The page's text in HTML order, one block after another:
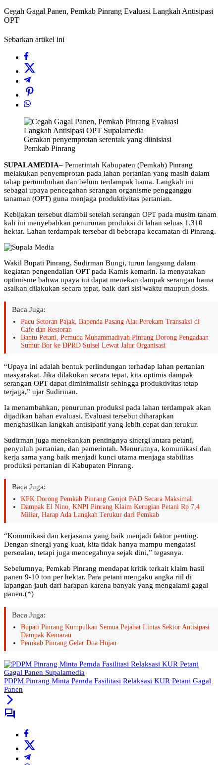
Cegah Gagal Panen, Pemkab Pinrang Evaluasi Langkah Antisipasi
OPT
Sebarkan artikel ini
Gerakan penyemprotan serentak yang diinisiasi
Pemkab Pinrang
SUPALAMEDIA– Pemerintah Kabupaten (Pemkab) Pinrang
melakukan penyemprotan pada lahan pertanian yang masih dalam
tahap pertumbuhan dan belum terdampak hama. Langkah ini
sebagai upaya pencegahan serangan organisme pengganggu
tanaman (OPT) guna menjaga produktivitas pertanian.
Kebijakan tersebut diambil setelah serangan OPT pada musim tanam
kali ini menyebabkan penurunan produksi di lahan seluas 1.310
hektar. Lahan terdampak tersebar di beberapa kecamatan di Pinrang.
Wakil Bupati Pinrang, Sudirman Bungi, turun langsung dalam
kegiatan pengendalian OPT pada Kamis kemarin. Ia menyatakan
optimisme bahwa upaya ini dapat menekan dampak serangan hama
asalkan dilakukan secara tepat, baik dari sisi waktu maupun dosis.
Baca Juga:
Pacu Setoran Pajak, Bapenda Pasang Alat Perekam Transaksi di
Cafe dan Restoran
Bantu Petani, Pemuda Muhammadiyah Pinrang Dorong Pengadaan
Sumur Bor ke DPRD Sulsel Lewat Jalur Organisasi
“Upaya ini adalah bentuk perlindungan terhadap lahan pertanian
masyarakat. Jika dilakukan secara tepat, kita optimis dampak
serangan OPT dapat diminimalisir sehingga produktivitas tetap
terjaga,” ujar Sudirman.
Ia menambahkan, penurunan produksi pada lahan terdampak akan
dijadikan bahan evaluasi. Evaluasi tersebut diharapkan
menghasilkan langkah antisipatif yang lebih cepat dan terukur.
Sudirman juga menekankan pentingnya sinergi antara petani,
penyuluh pertanian, dan pemerintah. Menurutnya, komunikasi dan
kerja sama yang baik menjadi kunci utama menjaga stabilitas
produksi pertanian di Kabupaten Pinrang.
Baca Juga:
KPK Dorong Pemkab Pinrang Genjot PAD Secara Maksimal.
Dampak El Nino, KNPI Pinrang Klaim Kerugian Petani Rp 7,4
Miliar, Harap Ada Langkah Terukur dari Pemkab
“Komunikasi dan kerjasama yang baik menjadi faktor penting.
Dengan sinergi yang kuat, kita tidak hanya mampu mengatasi
persoalan, tetapi juga mencegahnya sejak dini,” tegasnya.
Sebelumnya, Pemkab Pinrang mendapat kritik terkait klaim hasil
panen 9-10 ton per hektar. Para petani mengaku angka riil di
lapangan jauh dari harapan karena banyak yang mengalami gagal
panen.(*)
Baca Juga:
Bupati Pinrang Kumpulkan Semua Pejabat Lintas Sektor Antisipasi
Dampak Kemarau
Pemkab Pinrang Gelar Doa Hujan
PDPM Pinrang Minta Pemda Fasilitasi Relaksasi KUR Petani Gagal
Panen